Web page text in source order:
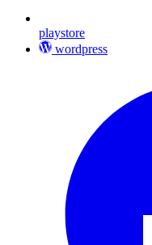
playstore
wordpress